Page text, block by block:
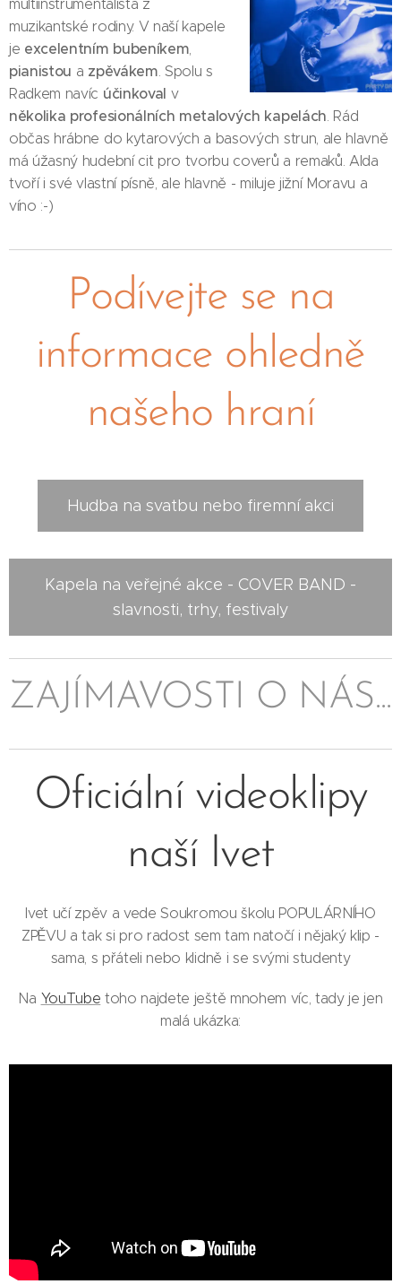
multiinstrumentalista z
muzikantské rodiny. V naší kapele
je excelentním bubeníkem,
pianistou a zpěvákem. Spolu s
Radkem navíc účinkoval v
několika profesionálních metalových kapelách. Rád
občas hrábne do kytarových a basových strun, ale hlavně
má úžasný hudební cit pro tvorbu coverů a remaků. Alda
tvoří i své vlastní písně, ale hlavně - miluje jižní Moravu a
víno :-)
Podívejte se na
informace ohledně
našeho hraní
Hudba na svatbu nebo firemní akci
Kapela na veřejné akce - COVER BAND -
slavnosti, trhy, festivaly
ZAJÍMAVOSTI O NÁS...
Oficiální videoklipy
naší Ivet
Ivet učí zpěv a vede Soukromou školu POPULÁRNÍHO
ZPĚVU a tak si pro radost sem tam natočí i nějaký klip -
sama, s přáteli nebo klidně i se svými studenty
Na YouTube toho najdete ještě mnohem víc, tady je jen
malá ukázka: